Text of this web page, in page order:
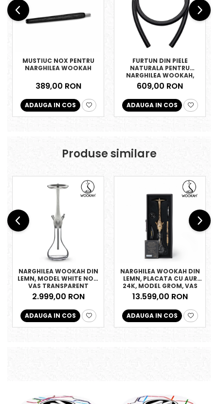
MUSTIUC NOX PENTRU
NARGHILEA WOOKAH
389,00 RON
ADAUGA IN COS
FURTUN DIN PIELE
NATURALA PENTRU
NARGHILEA WOOKAH,
NEGRU
609,00 RON
ADAUGA IN COS
Produse similare
NARGHILEA WOOKAH DIN
LEMN, MODEL WHITE NOX,
VAS TRANSPARENT
2.999,00 RON
ADAUGA IN COS
NARGHILEA WOOKAH DIN
LEMN, PLACATA CU AUR
24K, MODEL GROM, VAS
OLIVES
13.599,00 RON
ADAUGA IN COS